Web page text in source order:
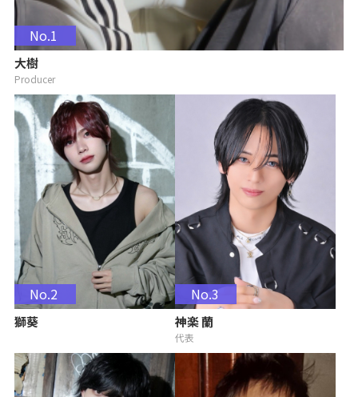
No.1
大樹
Producer
No.2
獅葵
No.3
神楽 蘭
代表